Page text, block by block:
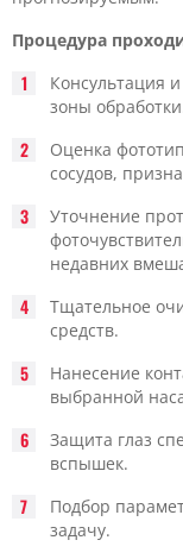
Процедура
Консультация
зоны
Оценка
сосудов,
Уточнение
недавних
Тщательное
средств.
Нанесение
выбранной
Защита глаз
вспышек.
Подбор
задачу.